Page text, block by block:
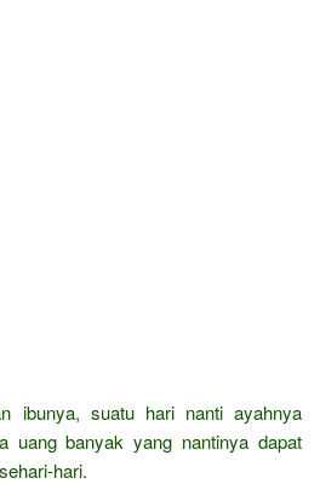
ibunya, suatu hari nanti ayahnya
uang banyak yang nantinya dapat
hari.